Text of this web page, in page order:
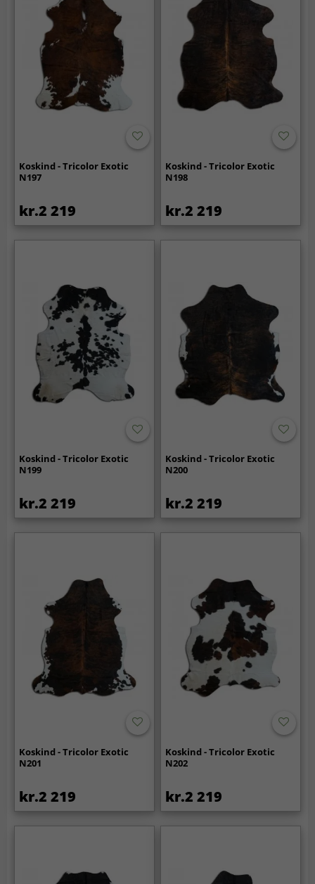
Koskind - Tricolor Exotic
N197
kr.2 219
Koskind - Tricolor Exotic
N198
kr.2 219
Koskind - Tricolor Exotic
N199
kr.2 219
Koskind - Tricolor Exotic
N200
kr.2 219
Koskind - Tricolor Exotic
N201
kr.2 219
Koskind - Tricolor Exotic
N202
kr.2 219